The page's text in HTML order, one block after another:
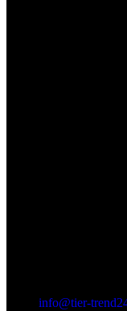
info@tier-